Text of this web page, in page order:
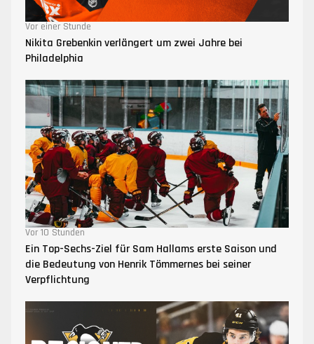
Vor einer Stunde
Nikita Grebenkin verlängert um zwei Jahre bei
Philadelphia
Vor 10 Stunden
Ein Top-Sechs-Ziel für Sam Hallams erste Saison und
die Bedeutung von Henrik Tömmernes bei seiner
Verpflichtung